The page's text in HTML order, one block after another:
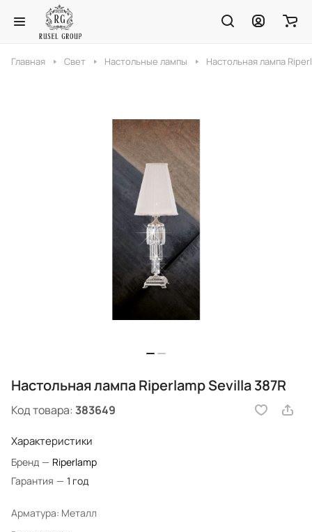
Главная Свет Настольные лампы Настольная лампа
Настольная лампа Riperlamp Sevilla 387R
Код товара:383649
Характеристики
Бренд — Riperlamp
Гарантия — 1 год
Арматура: Металл